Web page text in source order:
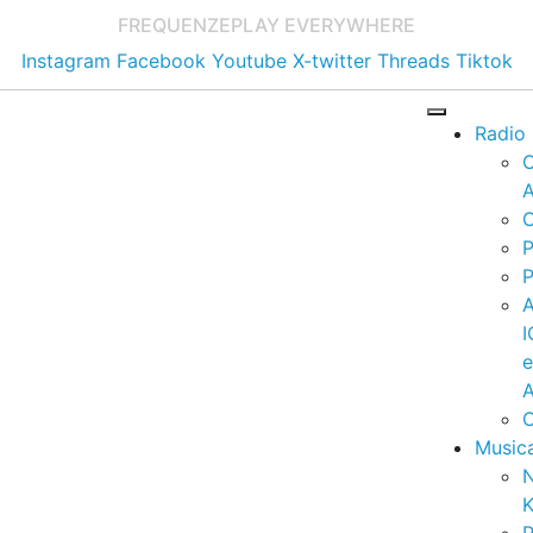
FREQUENZEPLAY EVERYWHERE
Instagram Facebook Youtube X-twitter Threads Tiktok
Radio
e